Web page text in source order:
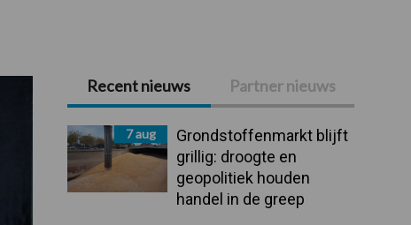
Primaire
Sidebar
Recent nieuws Partner nieuws
7 aug
Grondstoffenmarkt blijft
grillig: droogte en
geopolitiek houden
handel in de greep